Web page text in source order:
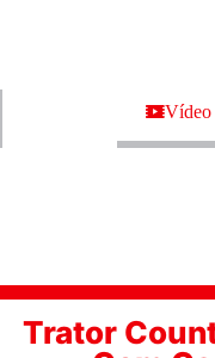
Vídeo
Trator